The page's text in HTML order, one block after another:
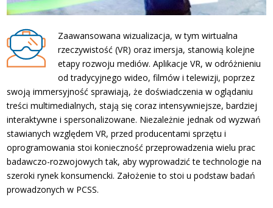
Zaawansowana wizualizacja, w tym wirtualna
rzeczywistość (VR) oraz imersja, stanowią kolejne
etapy rozwoju mediów. Aplikacje VR, w odróżnieniu
od tradycyjnego wideo, filmów i telewizji, poprzez
swoją immersyjność sprawiają, że doświadczenia w oglądaniu
treści multimedialnych, stają się coraz intensywniejsze, bardziej
interaktywne i spersonalizowane. Niezależnie jednak od wyzwań
stawianych względem VR, przed producentami sprzętu i
oprogramowania stoi konieczność przeprowadzenia wielu prac
badawczo-rozwojowych tak, aby wyprowadzić te technologie na
szeroki rynek konsumencki. Założenie to stoi u podstaw badań
prowadzonych w PCSS.